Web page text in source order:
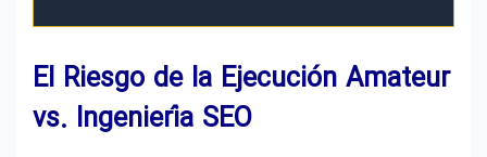
El Riesgo de la Ejecución Amateur
vs. Ingeniería SEO